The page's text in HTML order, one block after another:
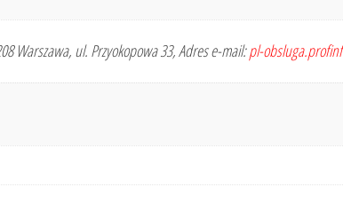
Warszawa, ul. Przyokopowa 33, Adres e-mail:pl-